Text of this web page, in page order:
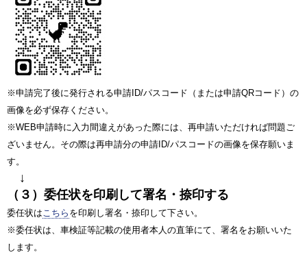
※申請完了後に発行される申請ID/パスコード（または申請QRコード）の
画像を必ず保存ください。
※WEB申請時に入力間違えがあった際には、再申請いただければ問題ご
ざいません。その際は再申請分の申請ID/パスコードの画像を保存願いま
す。
↓
（３）委任状を印刷して署名・捺印する
委任状は こちら を印刷し署名・捺印して下さい。
※委任状は、車検証等記載の使用者本人の直筆にて、署名をお願いいた
します。